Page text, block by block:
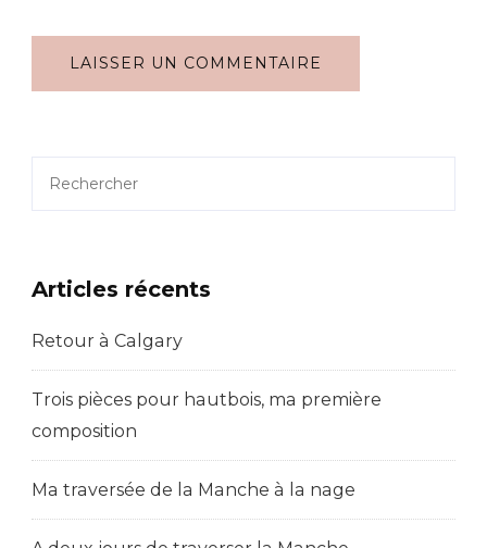
Articles récents
Retour à Calgary
Trois pièces pour hautbois, ma première
composition
Ma traversée de la Manche à la nage